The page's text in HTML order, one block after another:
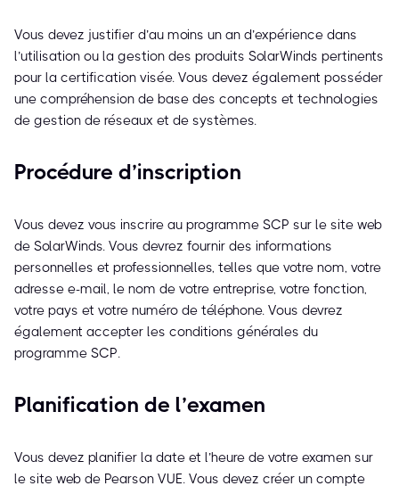
Vous devez justifier d’au moins un an d’expérience dans
l’utilisation ou la gestion des produits SolarWinds pertinents
pour la certification visée. Vous devez également posséder
une compréhension de base des concepts et technologies
de gestion de réseaux et de systèmes.
Procédure d’inscription
Vous devez vous inscrire au programme SCP sur le site web
de SolarWinds. Vous devrez fournir des informations
personnelles et professionnelles, telles que votre nom, votre
adresse e-mail, le nom de votre entreprise, votre fonction,
votre pays et votre numéro de téléphone. Vous devrez
également accepter les conditions générales du
programme SCP.
Planification de l’examen
Vous devez planifier la date et l’heure de votre examen sur
le site web de Pearson VUE. Vous devez créer un compte